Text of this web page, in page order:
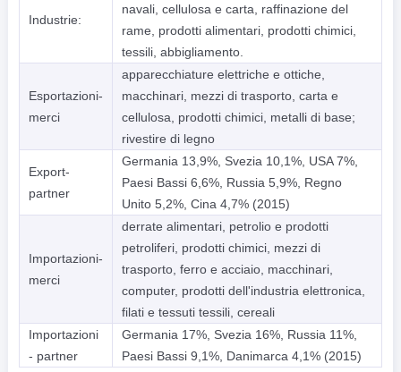
Industrie:
navali, cellulosa e carta, raffinazione del
rame, prodotti alimentari, prodotti chimici,
tessili, abbigliamento.
Esportazioni-
merci
apparecchiature elettriche e ottiche,
macchinari, mezzi di trasporto, carta e
cellulosa, prodotti chimici, metalli di base;
rivestire di legno
Export-
partner
Germania 13,9%, Svezia 10,1%, USA 7%,
Paesi Bassi 6,6%, Russia 5,9%, Regno
Unito 5,2%, Cina 4,7% (2015)
Importazioni-
merci
derrate alimentari, petrolio e prodotti
petroliferi, prodotti chimici, mezzi di
trasporto, ferro e acciaio, macchinari,
computer, prodotti dell'industria elettronica,
filati e tessuti tessili, cereali
Importazioni
- partner
Germania 17%, Svezia 16%, Russia 11%,
Paesi Bassi 9,1%, Danimarca 4,1% (2015)